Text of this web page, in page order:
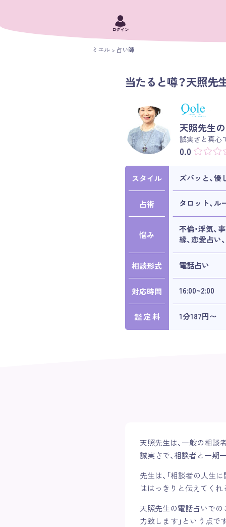
ログイン
ミエル 占い師
当たると噂？天照先
天照先生
誠実さと真心
0.0
スタイル ズバッと、優
占術 タロット、ル
悩み
不倫・浮気、
縁、恋愛占い
相談形式 電話占い
対応時間 16:00~2:00
鑑 定 料 1分187円〜
天照先生は、一般の相談
誠実さで、相談者と一期
先生は、「相談者の人生
ははっきりと伝えてく
天照先生の電話占いでの
力致します」という点